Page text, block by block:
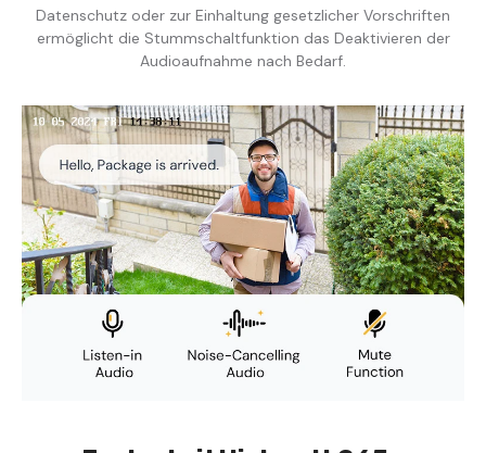
Datenschutz oder zur Einhaltung gesetzlicher Vorschriften
ermöglicht die Stummschaltfunktion das Deaktivieren der
Audioaufnahme nach Bedarf.